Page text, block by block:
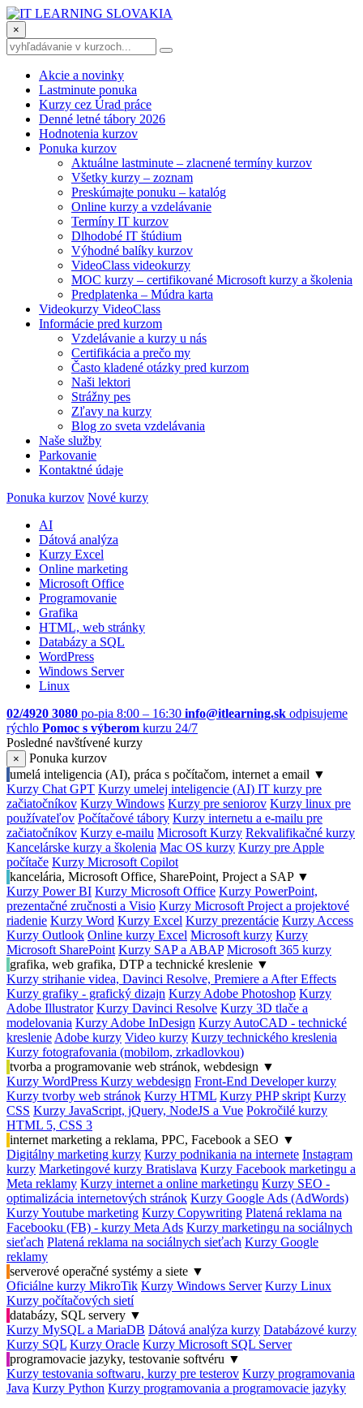
×
Akcie a novinky
Lastminute ponuka
Kurzy cez Úrad práce
Denné letné tábory 2026
Hodnotenia kurzov
Ponuka kurzov
Aktuálne lastminute – zlacnené termíny kurzov
Všetky kurzy – zoznam
Preskúmajte ponuku – katalóg
Online kurzy a vzdelávanie
Termíny IT kurzov
Dlhodobé IT štúdium
Výhodné balíky kurzov
VideoClass videokurzy
MOC kurzy – certifikované Microsoft kurzy a školenia
Predplatenka – Múdra karta
Videokurzy VideoClass
Informácie pred kurzom
Vzdelávanie a kurzy u nás
Certifikácia a prečo my
Často kladené otázky pred kurzom
Naši lektori
Strážny pes
Zľavy na kurzy
Blog zo sveta vzdelávania
Naše služby
Parkovanie
Kontaktné údaje
Ponuka kurzov Nové kurzy
AI
Dátová analýza
Kurzy Excel
Online marketing
Microsoft Office
Programovanie
Grafika
HTML, web stránky
Databázy a SQL
WordPress
Windows Server
Linux
02/4920 3080 po-pia 8:00 – 16:30 info@itlearning.sk odpisujeme
rýchlo Pomoc s výberom kurzu 24/7
Posledné navštívené kurzy
×
Ponuka kurzov
umelá inteligencia (AI), práca s počítačom, internet a email ▼
Kurzy Chat GPT Kurzy umelej inteligencie (AI) IT kurzy pre
začiatočníkov Kurzy Windows Kurzy pre seniorov Kurzy linux pre
používateľov Počítačové tábory Kurzy internetu a e-mailu pre
začiatočníkov Kurzy e-mailu Microsoft Kurzy Rekvalifikačné kurzy
Kancelárske kurzy a školenia Mac OS kurzy Kurzy pre Apple
počítače Kurzy Microsoft Copilot
kancelária, Microsoft Office, SharePoint, Project a SAP ▼
Kurzy Power BI Kurzy Microsoft Office Kurzy PowerPoint,
prezentačné zručnosti a Visio Kurzy Microsoft Project a projektové
riadenie Kurzy Word Kurzy Excel Kurzy prezentácie Kurzy Access
Kurzy Outlook Online kurzy Excel Microsoft kurzy Kurzy
Microsoft SharePoint Kurzy SAP a ABAP Microsoft 365 kurzy
grafika, web grafika, DTP a technické kreslenie ▼
Kurzy strihanie videa, Davinci Resolve, Premiere a After Effects
Kurzy grafiky - grafický dizajn Kurzy Adobe Photoshop Kurzy
Adobe Illustrator Kurzy Davinci Resolve Kurzy 3D tlače a
modelovania Kurzy Adobe InDesign Kurzy AutoCAD - technické
kreslenie Adobe kurzy Video kurzy Kurzy technického kreslenia
Kurzy fotografovania (mobilom, zrkadlovkou)
tvorba a programovanie web stránok, webdesign ▼
Kurzy WordPress Kurzy webdesign Front-End Developer kurzy
Kurzy tvorby web stránok Kurzy HTML Kurzy PHP skript Kurzy
CSS Kurzy JavaScript, jQuery, NodeJS a Vue Pokročilé kurzy
HTML 5, CSS 3
internet marketing a reklama, PPC, Facebook a SEO ▼
Digitálny marketing kurzy Kurzy podnikania na internete Instagram
kurzy Marketingové kurzy Bratislava Kurzy Facebook marketingu a
Meta reklamy Kurzy internet a online marketingu Kurzy SEO -
optimalizácia internetových stránok Kurzy Google Ads (AdWords)
Kurzy Youtube marketing Kurzy Copywriting Platená reklama na
Facebooku (FB) - kurzy Meta Ads Kurzy marketingu na sociálnych
sieťach Platená reklama na sociálnych sieťach Kurzy Google
reklamy
serverové operačné systémy a siete ▼
Oficiálne kurzy MikroTik Kurzy Windows Server Kurzy Linux
Kurzy počítačových sietí
databázy, SQL servery ▼
Kurzy MySQL a MariaDB Dátová analýza kurzy Databázové kurzy
Kurzy SQL Kurzy Oracle Kurzy Microsoft SQL Server
programovacie jazyky, testovanie softvéru ▼
Kurzy testovania softwaru, kurzy pre testerov Kurzy programovania
Java Kurzy Python Kurzy programovania a programovacie jazyky